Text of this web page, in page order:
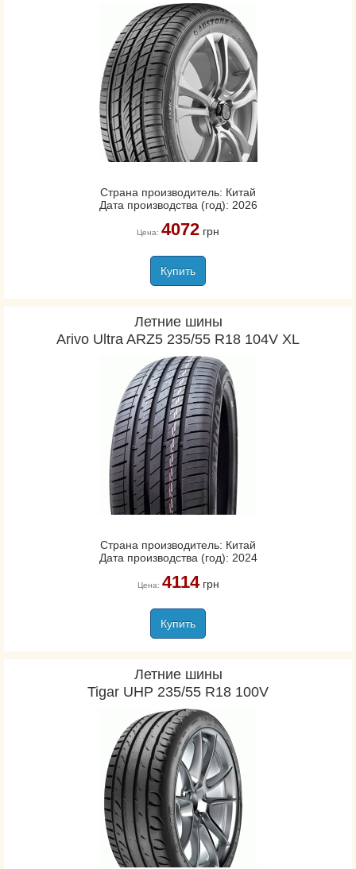
Страна производитель: Китай
Дата производства (год): 2026
Цена: 4072грн
Купить
Летние шины
Arivo Ultra ARZ5 235/55 R18 104V XL
Страна производитель: Китай
Дата производства (год): 2024
Цена: 4114грн
Купить
Летние шины
Tigar UHP 235/55 R18 100V